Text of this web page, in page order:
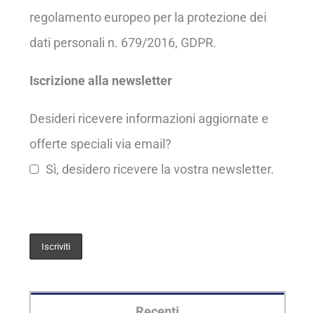
regolamento europeo per la protezione dei
dati personali n. 679/2016, GDPR.
Iscrizione alla newsletter
Desideri ricevere informazioni aggiornate e
offerte speciali via email?
Sì, desidero ricevere la vostra newsletter.